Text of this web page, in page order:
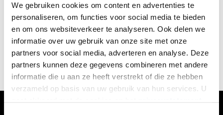
We gebruiken cookies om content en advertenties te
personaliseren, om functies voor social media te bieden
en om ons websiteverkeer te analyseren. Ook delen we
informatie over uw gebruik van onze site met onze
partners voor social media, adverteren en analyse. Deze
partners kunnen deze gegevens combineren met andere
informatie die u aan ze heeft verstrekt of die ze hebben
verzameld op basis van uw gebruik van hun services. U
Dit jaar bestaat de Historische Vereniging Alkmaar honderd
jaar. Honderd jaar, dat is nogal wat. Een goede reden om even
stil te staan en naar de toekomst te kijken. Want er is in
honderd jaar het een en ander veranderd. Voorzitter Ruud
Roemer blikt terug en vertelt over de nieuwe plannen.
2 min